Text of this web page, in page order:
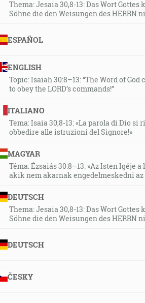
Thema: Jesaia 30,8-13: Das Wort
Söhne die den Weisungen des HERRN
ESPAÑOL
ENGLISH
Topic: Isaiah 30:8–13: “The Word of
to obey the LORD’s commands!”
ITALIANO
Tema: Isaia 30,8-13: «La parola di Dio
obbedire alle istruzioni del Signore!»
MAGYAR
Téma: Ézsaiás 30:8–13: »Az Isten
akik nem akarnak engedelmeskedni az
DEUTSCH
Thema: Jesaia 30,8-13: Das Wort
Söhne die den Weisungen des HERRN
DEUTSCH
ČESKY